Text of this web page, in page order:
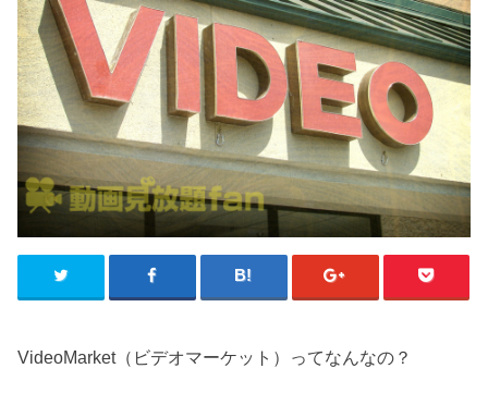
VideoMarket（ビデオマーケット）ってなんなの？